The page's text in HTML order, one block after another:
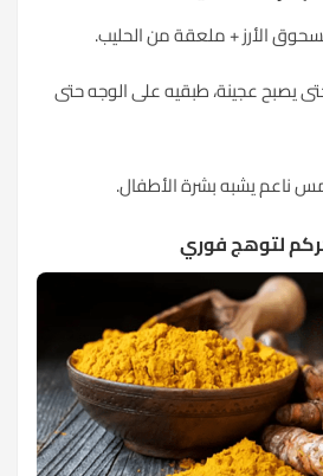
الأرز + ملعقة من الحليب.
يصبح عجينة، طبقيه على الوجه حتى
ناعم يشبه بشرة الأطفال.